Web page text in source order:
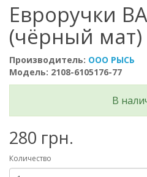
Евроручки
(чёрный
Производитель: ООО РЫСЬ
Модель: 2108-6105176-77
В
280 грн.
Количество